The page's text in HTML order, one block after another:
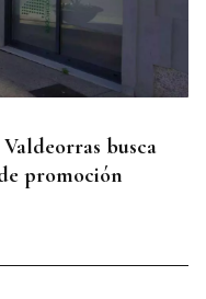
busca
promoción